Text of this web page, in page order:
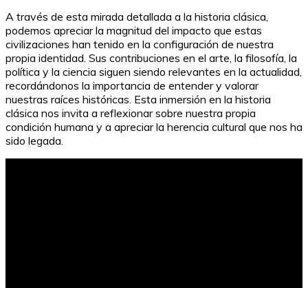
A través de esta mirada detallada a la historia clásica,
podemos apreciar la magnitud del impacto que estas
civilizaciones han tenido en la configuración de nuestra
propia identidad. Sus contribuciones en el arte, la filosofía, la
política y la ciencia siguen siendo relevantes en la actualidad,
recordándonos la importancia de entender y valorar
nuestras raíces históricas. Esta inmersión en la historia
clásica nos invita a reflexionar sobre nuestra propia
condición humana y a apreciar la herencia cultural que nos ha
sido legada.